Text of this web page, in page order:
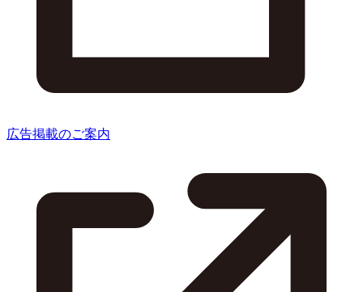
広告掲載のご案内